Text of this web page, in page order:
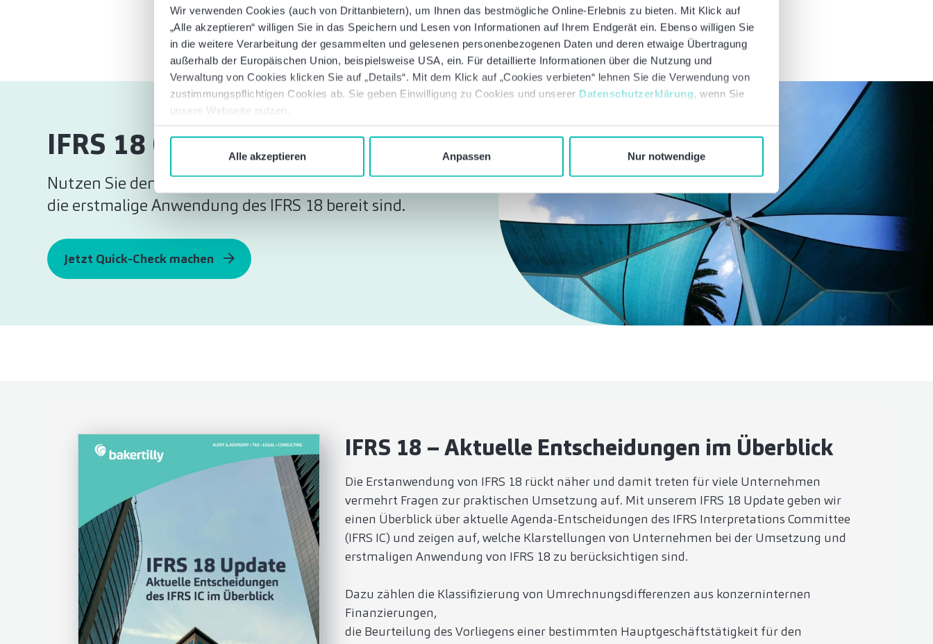
Wir verwenden Cookies (auch von Drittanbietern), um Ihnen das bestmögliche Online-Erlebnis zu bieten. Mit Klick auf
„Alle akzeptieren“ willigen Sie in das Speichern und Lesen von Informationen auf Ihrem Endgerät ein. Ebenso willigen Sie
in die weitere Verarbeitung der gesammelten und gelesenen personenbezogenen Daten und deren etwaige Übertragung
außerhalb der Europäischen Union, beispielsweise USA, ein. Für detaillierte Informationen über die Nutzung und
Verwaltung von Cookies klicken Sie auf „Details“. Mit dem Klick auf „Cookies verbieten“ lehnen Sie die Verwendung von
zustimmungspflichtigen Cookies ab. Sie geben Einwilligung zu Cookies und unserer Datenschutzerklärung, wenn Sie
unsere Webseite nutzen.
Nur notwendige
Anpassen
Alle akzeptieren
Qualität, Effizienz und Entlastung Ihrer Mitarbeiter.
IFRS 18 Quick-Check
Nutzen Sie den Quick-Check und erfahren Sie, ob Sie für
die erstmalige Anwendung des IFRS 18 bereit sind.
Jetzt Quick-Check machen
IFRS 18 – Aktuelle Entscheidungen im Überblick
Die Erstanwendung von IFRS 18 rückt näher und damit treten für viele Unternehmen
vermehrt Fragen zur praktischen Umsetzung auf. Mit unserem IFRS 18 Update geben wir
einen Überblick über aktuelle Agenda-Entscheidungen des IFRS Interpretations Committee
(IFRS IC) und zeigen auf, welche Klarstellungen von Unternehmen bei der Umsetzung und
erstmaligen Anwendung von IFRS 18 zu berücksichtigen sind.
Dazu zählen die Klassifizierung von Umrechnungsdifferenzen aus konzerninternen
Finanzierungen,
die Beurteilung des Vorliegens einer bestimmten Hauptgeschäftstätigkeit für den